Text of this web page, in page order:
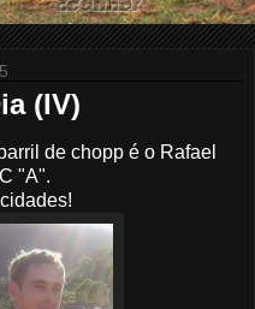
(IV)
de chopp é o Rafael
"A".